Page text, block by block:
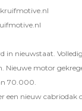
in nieuwstaat.
Nieuwe motor
70.000.
een nieuw cabriodak